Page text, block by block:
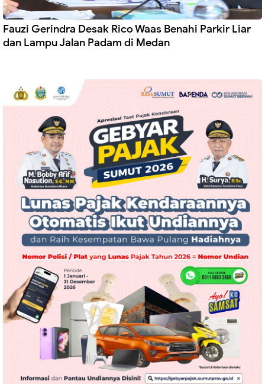
Fauzi Gerindra Desak Rico Waas Benahi Parkir Liar
dan Lampu Jalan Padam di Medan